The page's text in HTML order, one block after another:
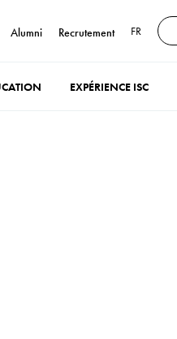
Alumni Recrutement FR
EXPÉRIENCE ISC